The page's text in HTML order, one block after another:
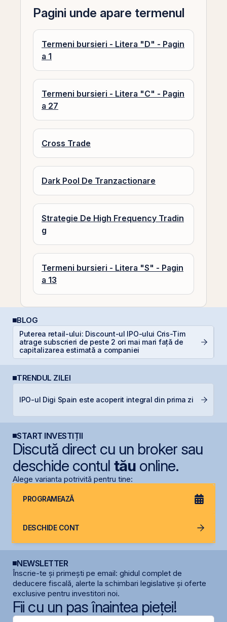
Pagini unde apare termenul
Termeni bursieri - Litera "D" - Pagin
a 1
Termeni bursieri - Litera "C" - Pagin
a 27
Cross Trade
Dark Pool De Tranzactionare
Strategie De High Frequency Tradin
g
Termeni bursieri - Litera "S" - Pagin
a 13
BLOG
Puterea retail-ului: Discount-ul IPO-ului Cris-Tim
atrage subscrieri de peste 2 ori mai mari față de
capitalizarea estimată a companiei
TRENDUL ZILEI
IPO-ul Digi Spain este acoperit integral din prima zi
START INVESTIȚII
Discută direct cu un broker sau
deschide contul tăuonline.
Alege varianta potrivită pentru tine:
PROGRAMEAZĂ
DESCHIDE CONT
NEWSLETTER
Înscrie-te și primești pe email: ghidul complet de
deducere fiscală, alerte la schimbari legislative și oferte
exclusive pentru investitori noi.
Fii cu un pas înaintea pieței!